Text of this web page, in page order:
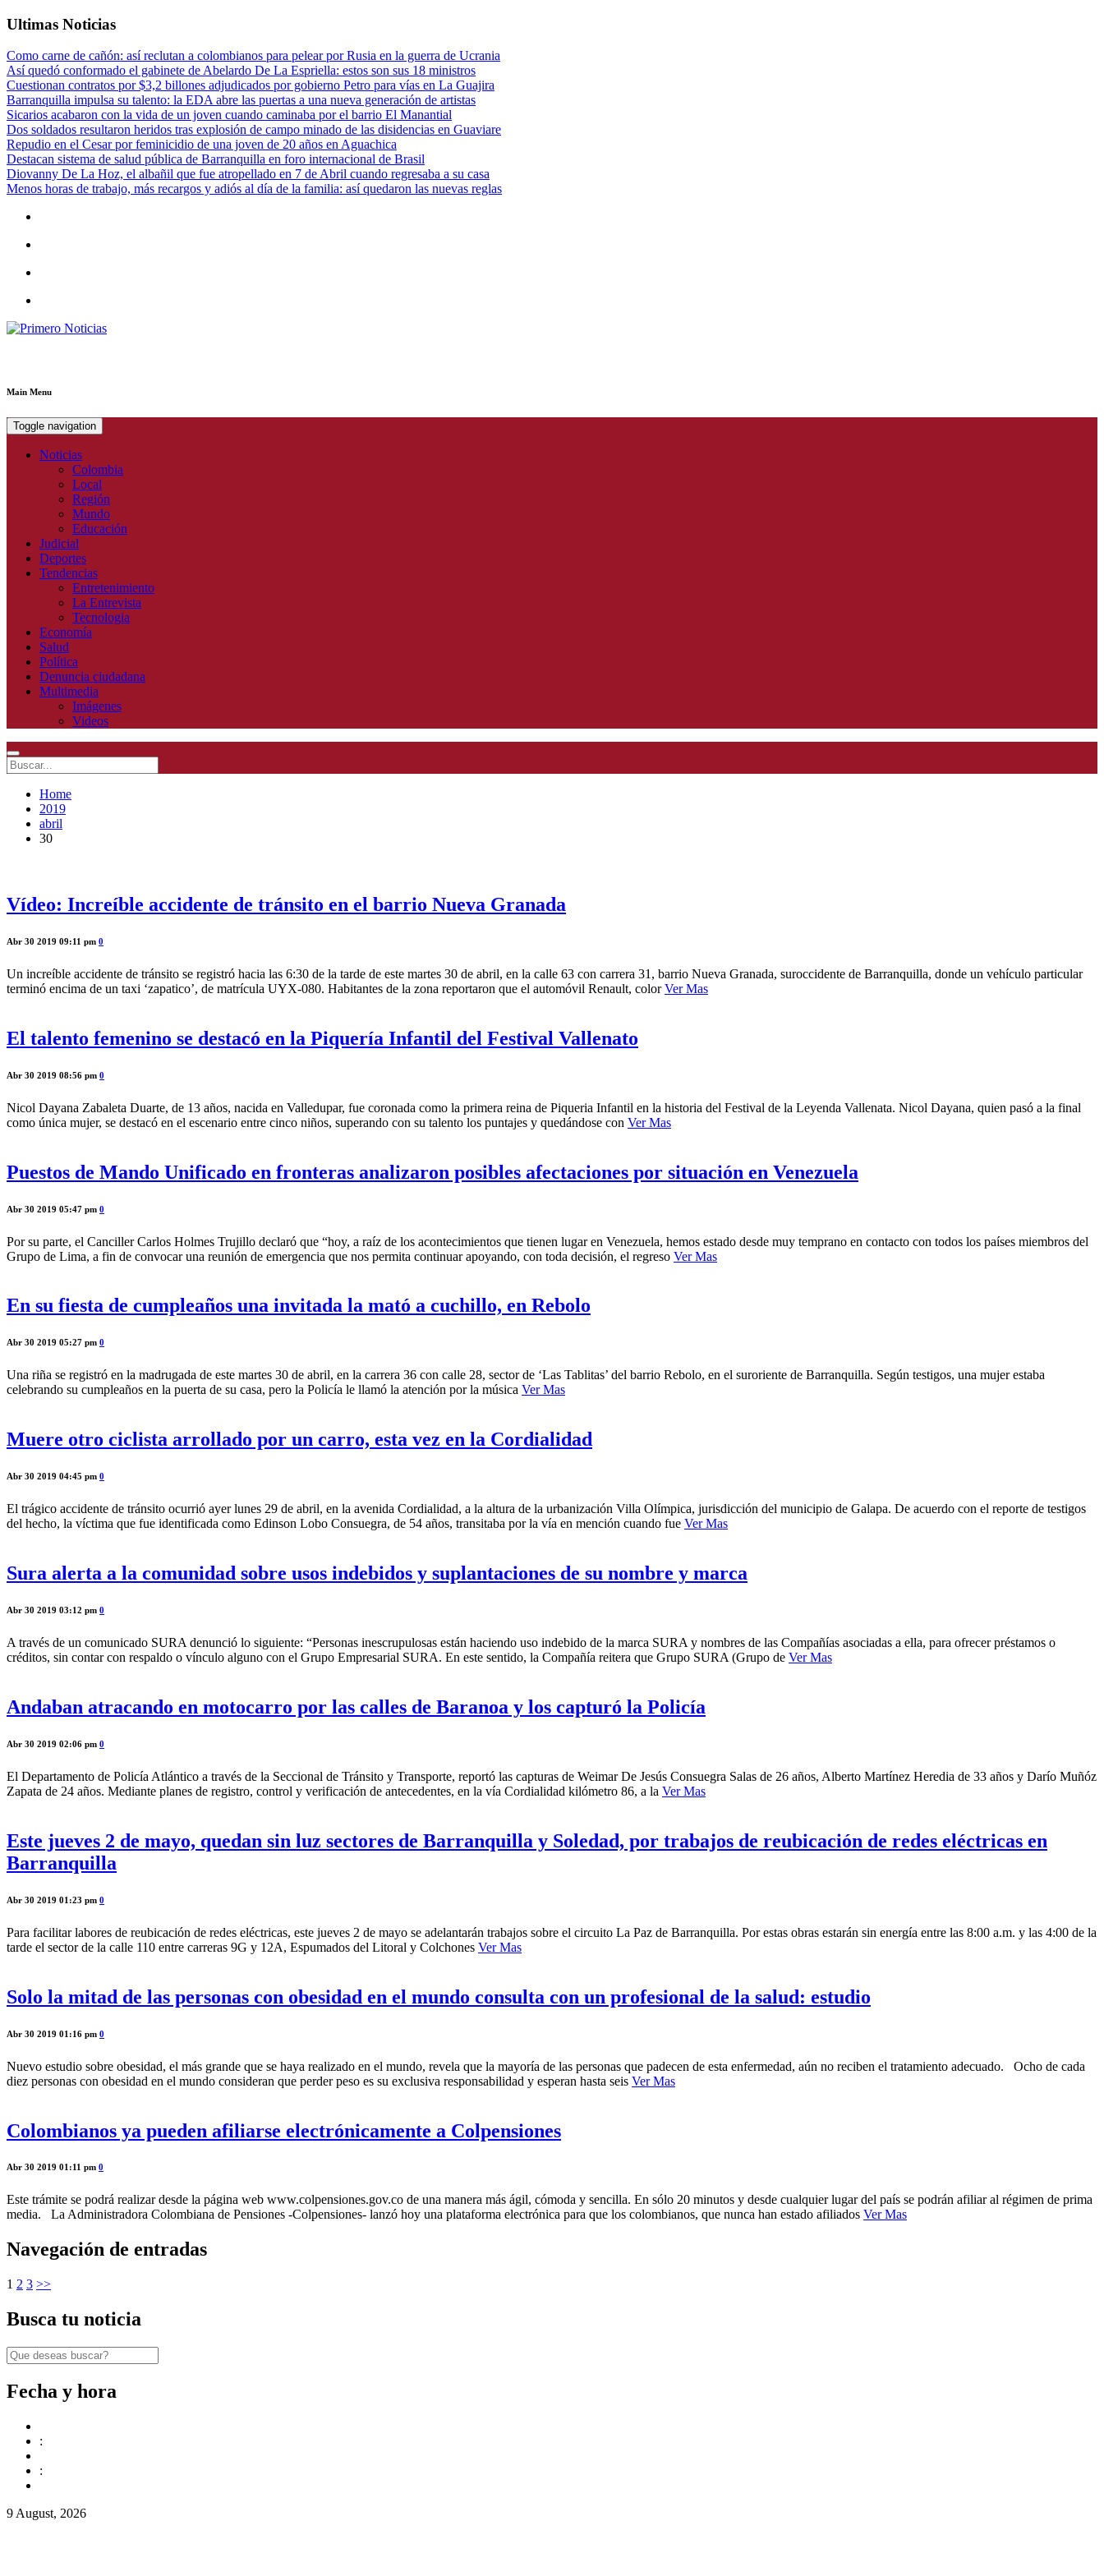
Ultimas Noticias
Como carne de cañón: así reclutan a colombianos para pelear por Rusia en la guerra de Ucrania
Así quedó conformado el gabinete de Abelardo De La Espriella: estos son sus 18 ministros
Cuestionan contratos por $3,2 billones adjudicados por gobierno Petro para vías en La Guajira
Barranquilla impulsa su talento: la EDA abre las puertas a una nueva generación de artistas
Sicarios acabaron con la vida de un joven cuando caminaba por el barrio El Manantial
Dos soldados resultaron heridos tras explosión de campo minado de las disidencias en Guaviare
Repudio en el Cesar por feminicidio de una joven de 20 años en Aguachica
Destacan sistema de salud pública de Barranquilla en foro internacional de Brasil
Diovanny De La Hoz, el albañil que fue atropellado en 7 de Abril cuando regresaba a su casa
Menos horas de trabajo, más recargos y adiós al día de la familia: así quedaron las nuevas reglas
Main Menu
Toggle navigation
Noticias
Colombia
Local
Región
Mundo
Educación
Judicial
Deportes
Tendencias
Entretenimiento
La Entrevista
Tecnologia
Economía
Salud
Política
Denuncia ciudadana
Multimedia
Imágenes
Videos
Home
2019
abril
30
Vídeo: Increíble accidente de tránsito en el barrio Nueva Granada
Abr 30 2019 09:11 pm 0
Un increíble accidente de tránsito se registró hacia las 6:30 de la tarde de este martes 30 de abril, en la calle 63 con carrera 31, barrio Nueva Granada, suroccidente de Barranquilla, donde un vehículo particular
terminó encima de un taxi ‘zapatico’, de matrícula UYX-080. Habitantes de la zona reportaron que el automóvil Renault, colorVer Mas
El talento femenino se destacó en la Piquería Infantil del Festival Vallenato
Abr 30 2019 08:56 pm 0
Nicol Dayana Zabaleta Duarte, de 13 años, nacida en Valledupar, fue coronada como la primera reina de Piqueria Infantil en la historia del Festival de la Leyenda Vallenata. Nicol Dayana, quien pasó a la final
como única mujer, se destacó en el escenario entre cinco niños, superando con su talento los puntajes y quedándose con Ver Mas
Puestos de Mando Unificado en fronteras analizaron posibles afectaciones por situación en Venezuela
Abr 30 2019 05:47 pm 0
Por su parte, el Canciller Carlos Holmes Trujillo declaró que “hoy, a raíz de los acontecimientos que tienen lugar en Venezuela, hemos estado desde muy temprano en contacto con todos los países miembros del
Grupo de Lima, a fin de convocar una reunión de emergencia que nos permita continuar apoyando, con toda decisión, el regreso Ver Mas
En su fiesta de cumpleaños una invitada la mató a cuchillo, en Rebolo
Abr 30 2019 05:27 pm 0
Una riña se registró en la madrugada de este martes 30 de abril, en la carrera 36 con calle 28, sector de ‘Las Tablitas’ del barrio Rebolo, en el suroriente de Barranquilla. Según testigos, una mujer estaba
celebrando su cumpleaños en la puerta de su casa, pero la Policía le llamó la atención por la música Ver Mas
Muere otro ciclista arrollado por un carro, esta vez en la Cordialidad
Abr 30 2019 04:45 pm 0
El trágico accidente de tránsito ocurrió ayer lunes 29 de abril, en la avenida Cordialidad, a la altura de la urbanización Villa Olímpica, jurisdicción del municipio de Galapa. De acuerdo con el reporte de testigos
del hecho, la víctima que fue identificada como Edinson Lobo Consuegra, de 54 años, transitaba por la vía en mención cuando fue Ver Mas
Sura alerta a la comunidad sobre usos indebidos y suplantaciones de su nombre y marca
Abr 30 2019 03:12 pm 0
A través de un comunicado SURA denunció lo siguiente: “Personas inescrupulosas están haciendo uso indebido de la marca SURA y nombres de las Compañías asociadas a ella, para ofrecer préstamos o
créditos, sin contar con respaldo o vínculo alguno con el Grupo Empresarial SURA. En este sentido, la Compañía reitera que Grupo SURA (Grupo de Ver Mas
Andaban atracando en motocarro por las calles de Baranoa y los capturó la Policía
Abr 30 2019 02:06 pm 0
El Departamento de Policía Atlántico a través de la Seccional de Tránsito y Transporte, reportó las capturas de Weimar De Jesús Consuegra Salas de 26 años, Alberto Martínez Heredia de 33 años y Darío Muñóz
Zapata de 24 años. Mediante planes de registro, control y verificación de antecedentes, en la vía Cordialidad kilómetro 86, a la Ver Mas
Este jueves 2 de mayo, quedan sin luz sectores de Barranquilla y Soledad, por trabajos de reubicación de redes eléctricas en
Barranquilla
Abr 30 2019 01:23 pm 0
Para facilitar labores de reubicación de redes eléctricas, este jueves 2 de mayo se adelantarán trabajos sobre el circuito La Paz de Barranquilla. Por estas obras estarán sin energía entre las 8:00 a.m. y las 4:00 de la
tarde el sector de la calle 110 entre carreras 9G y 12A, Espumados del Litoral y Colchones Ver Mas
Solo la mitad de las personas con obesidad en el mundo consulta con un profesional de la salud: estudio
Abr 30 2019 01:16 pm 0
Nuevo estudio sobre obesidad, el más grande que se haya realizado en el mundo, revela que la mayoría de las personas que padecen de esta enfermedad, aún no reciben el tratamiento adecuado. Ocho de cada
diez personas con obesidad en el mundo consideran que perder peso es su exclusiva responsabilidad y esperan hasta seis Ver Mas
Colombianos ya pueden afiliarse electrónicamente a Colpensiones
Abr 30 2019 01:11 pm 0
Este trámite se podrá realizar desde la página web www.colpensiones.gov.co de una manera más ágil, cómoda y sencilla. En sólo 20 minutos y desde cualquier lugar del país se podrán afiliar al régimen de prima
media. La Administradora Colombiana de Pensiones -Colpensiones- lanzó hoy una plataforma electrónica para que los colombianos, que nunca han estado afiliados Ver Mas
Navegación de entradas
1 2 3 >>
Busca tu noticia
Fecha y hora
:
:
9 August, 2026